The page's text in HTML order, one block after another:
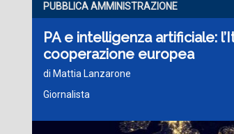
PUBBLICA AMMINISTRAZIONE
PA e intelligenza artificiale:
cooperazione europea
di Mattia Lanzarone
Giornalista